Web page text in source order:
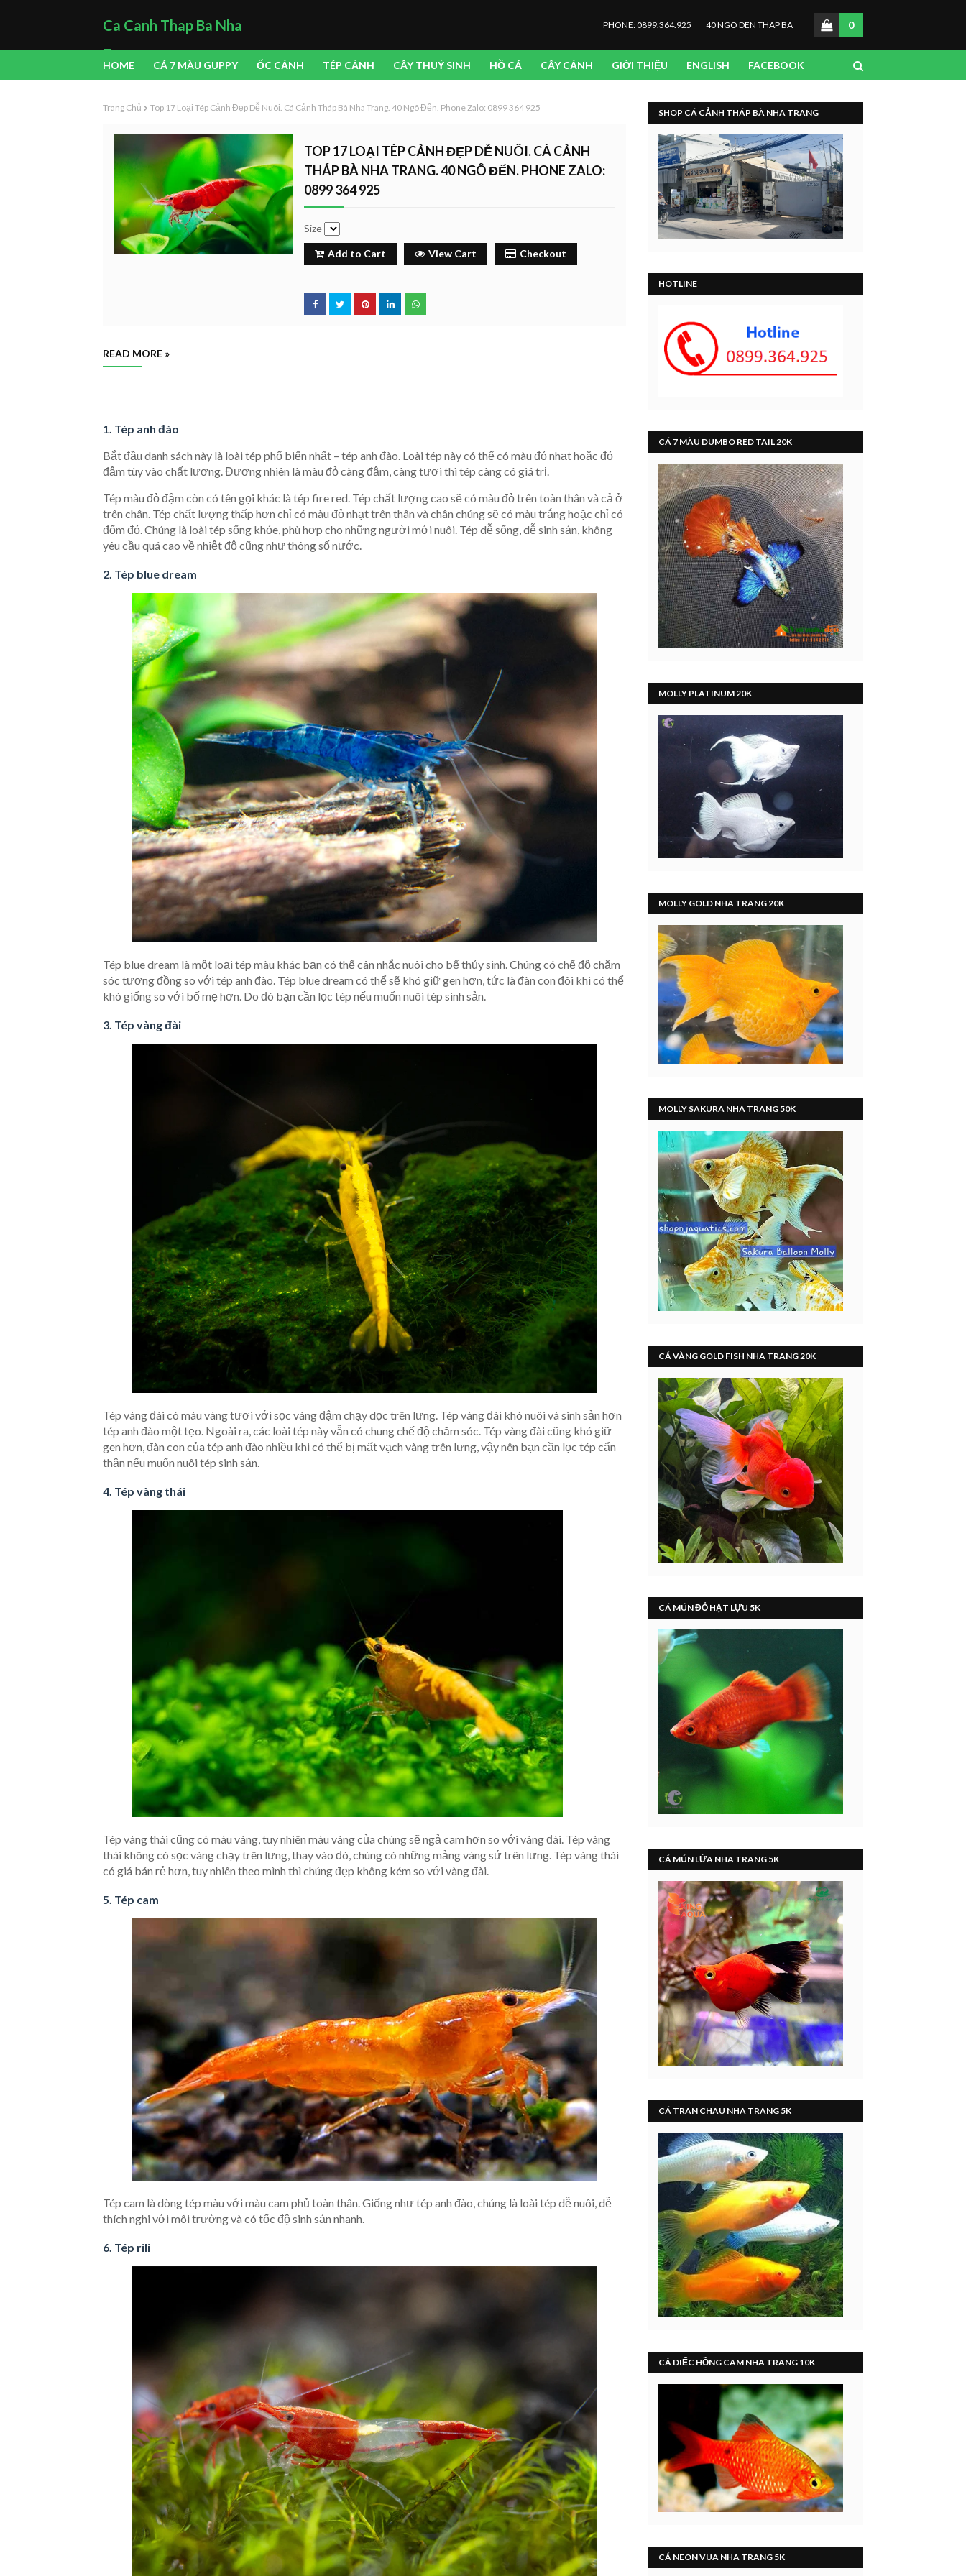
Ca Canh Thap Ba Nha
Trang
PHONE: 0899.364.925 40 NGO DEN THAP BA 0
HOME CÁ 7 MÀU GUPPY ỐC CẢNH TÉP CẢNH CÂY THUỶ SINH HỒ CÁ CÂY CẢNH GIỚI THIỆU ENGLISH FACEBOOK
Trang Chủ Top 17 Loại Tép Cảnh Đẹp Dễ Nuôi. Cá Cảnh Tháp Bà Nha Trang. 40 Ngô Đến. Phone Zalo: 0899 364 925
TOP 17 LOẠI TÉP CẢNH ĐẸP DỄ NUÔI. CÁ CẢNH
THÁP BÀ NHA TRANG. 40 NGÔ ĐẾN. PHONE ZALO:
0899 364 925
Size
Add to Cart View Cart Checkout
READ MORE »
1. Tép anh đào
Bắt đầu danh sách này là loài tép phổ biến nhất – tép anh đào. Loài tép này có thể có màu đỏ nhạt hoặc đỏ
đậm tùy vào chất lượng. Đương nhiên là màu đỏ càng đậm, càng tươi thì tép càng có giá trị.
Tép màu đỏ đậm còn có tên gọi khác là tép fire red. Tép chất lượng cao sẽ có màu đỏ trên toàn thân và cả ở
trên chân. Tép chất lượng thấp hơn chỉ có màu đỏ nhạt trên thân và chân chúng sẽ có màu trắng hoặc chỉ có
đốm đỏ. Chúng là loài tép sống khỏe, phù hợp cho những người mới nuôi. Tép dễ sống, dễ sinh sản, không
yêu cầu quá cao về nhiệt độ cũng như thông số nước.
2. Tép blue dream
Tép blue dream là một loại tép màu khác bạn có thể cân nhắc nuôi cho bể thủy sinh. Chúng có chế độ chăm
sóc tương đồng so với tép anh đào. Tép blue dream có thể sẽ khó giữ gen hơn, tức là đàn con đôi khi có thể
khó giống so với bố mẹ hơn. Do đó bạn cần lọc tép nếu muốn nuôi tép sinh sản.
3. Tép vàng đài
Tép vàng đài có màu vàng tươi với sọc vàng đậm chạy dọc trên lưng. Tép vàng đài khó nuôi và sinh sản hơn
tép anh đào một tẹo. Ngoài ra, các loài tép này vẫn có chung chế độ chăm sóc. Tép vàng đài cũng khó giữ
gen hơn, đàn con của tép anh đào nhiều khi có thể bị mất vạch vàng trên lưng, vậy nên bạn cần lọc tép cẩn
thận nếu muốn nuôi tép sinh sản.
4. Tép vàng thái
Tép vàng thái cũng có màu vàng, tuy nhiên màu vàng của chúng sẽ ngả cam hơn so với vàng đài. Tép vàng
thái không có sọc vàng chạy trên lưng, thay vào đó, chúng có những mảng vàng sứ trên lưng. Tép vàng thái
có giá bán rẻ hơn, tuy nhiên theo mình thì chúng đẹp không kém so với vàng đài.
5. Tép cam
Tép cam là dòng tép màu với màu cam phủ toàn thân. Giống như tép anh đào, chúng là loài tép dễ nuôi, dễ
thích nghi với môi trường và có tốc độ sinh sản nhanh.
6. Tép rili
SHOP CÁ CẢNH THÁP BÀ NHA TRANG
HOTLINE
CÁ 7 MÀU DUMBO RED TAIL 20K
MOLLY PLATINUM 20K
MOLLY GOLD NHA TRANG 20K
MOLLY SAKURA NHA TRANG 50K
CÁ VÀNG GOLD FISH NHA TRANG 20K
CÁ MÚN ĐỎ HẠT LỰU 5K
CÁ MÚN LỬA NHA TRANG 5K
CÁ TRÂN CHÂU NHA TRANG 5K
CÁ DIẾC HỒNG CAM NHA TRANG 10K
CÁ NEON VUA NHA TRANG 5K